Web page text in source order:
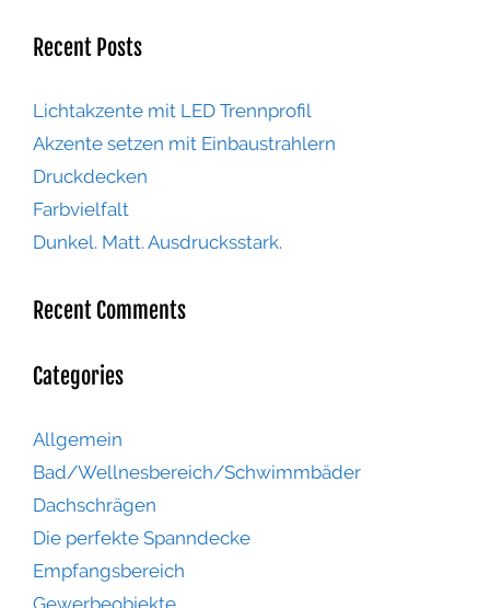
Recent Posts
Lichtakzente mit LED Trennprofil
Akzente setzen mit Einbaustrahlern
Druckdecken
Farbvielfalt
Dunkel. Matt. Ausdrucksstark.
Recent Comments
Categories
Allgemein
Bad/Wellnesbereich/Schwimmbäder
Dachschrägen
Die perfekte Spanndecke
Empfangsbereich
Gewerbeobjekte